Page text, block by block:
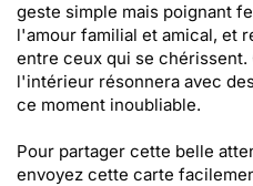
geste simple mais poignant
l'amour familial et amical, et
entre ceux qui se chérissent.
l'intérieur résonnera avec
ce moment inoubliable.
Pour partager cette belle
envoyez cette carte